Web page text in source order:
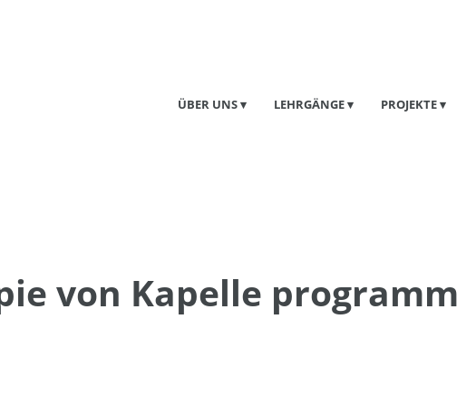
ÜBER UNS
LEHRGÄNGE PROJEKTE
von Kapelle programm